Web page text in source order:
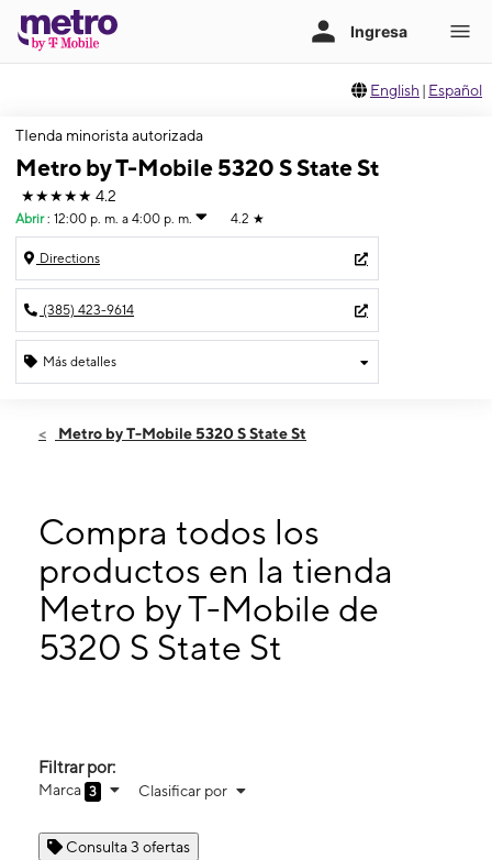
English | Español
TIenda minorista autorizada
Metro by T-Mobile 5320 S State St
★★★★★ 4.2
Abrir : 12:00 p. m. a 4:00 p. m. 4.2 ★
Directions
(385) 423-9614
Más detalles
Domingo:12:00 p. m. a 4:00 p. m.
Jueves:
10:00 a. m. a 7:00 p. m.
Viernes: 10:00 a. m. a 7:00 p. m.
Sábado:10:00 a. m. a 7:00 p. m.
5320 S State St Murray, UT 84107
Metro by T-Mobile 5320 S State St
Compra todos los
productos en la tienda
Metro by T-Mobile de
5320 S State St
Filtrar por:
Marca 3 Clasificar por
Consulta 3 ofertas